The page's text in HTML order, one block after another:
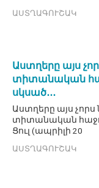
ԱՍՏՂԱԳՈՒՇԱԿ
Աստղերը այս
տիտանական
սկսած․․․
Աստղերը այս
տիտանական
Ցուլ (ապրիլի 20
ԱՍՏՂԱԳՈՒՇԱԿ